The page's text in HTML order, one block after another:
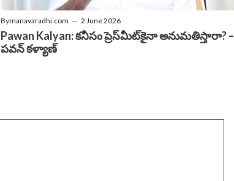
Bymanavaradhi.com — 2 June 2026
Pawan Kalyan: కనీసం ప్రెస్‌మీట్‌కైనా అనుమతిస్తారా? –
పవన్ కళ్యాణ్